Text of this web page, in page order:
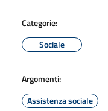
Categorie:
Sociale
Argomenti:
Assistenza sociale